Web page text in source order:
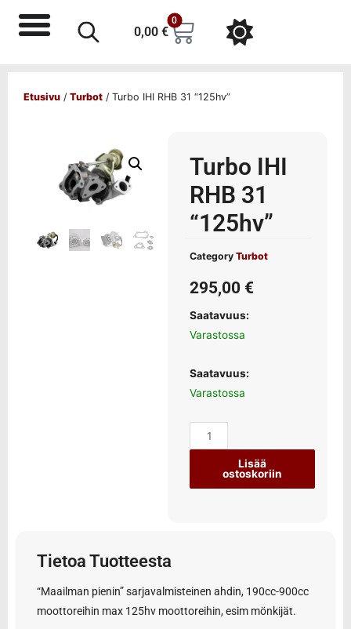
0,00 €
0
Etusivu / Turbot / Turbo IHI RHB 31 “125hv”
Turbo IHI
RHB 31
“125hv”
Category Turbot
295,00 €
Saatavuus:
Varastossa
Saatavuus:
Varastossa
Lisää
ostoskoriin
Tietoa Tuotteesta
“Maailman pienin” sarjavalmisteinen ahdin, 190cc-900cc
moottoreihin max 125hv moottoreihin, esim mönkijät.